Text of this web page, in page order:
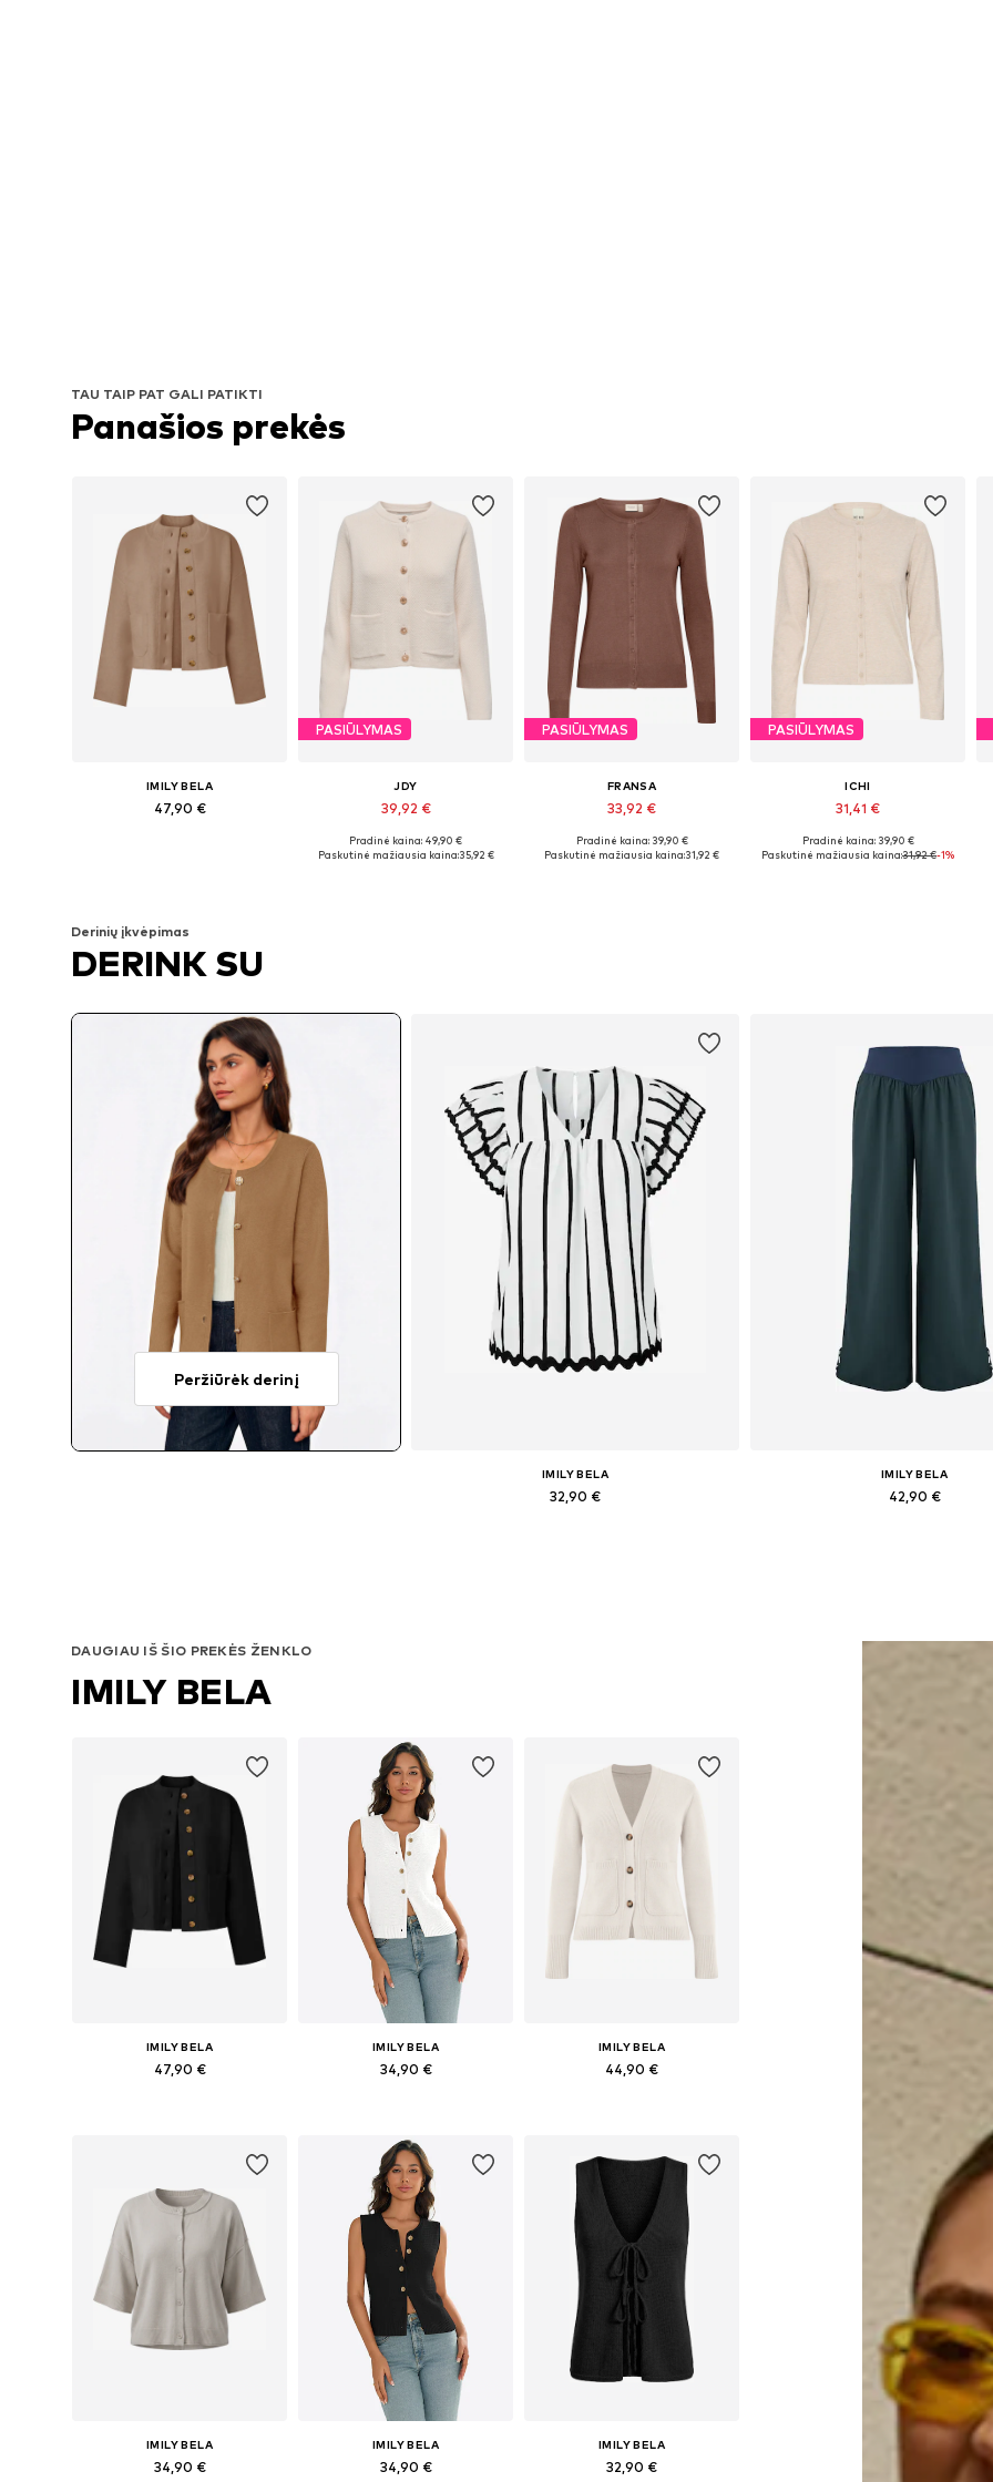
TAU TAIP PAT GALI PATIKTI
Panašios prekės
IMILY BELA
47,90 €
PASIŪLYMAS
JDY
39,92 €
Galimi dydžiai: XS, S, M, L, XL
Pradinė kaina: 49,90 €
Paskutinė mažiausia kaina:35,92 €
PASIŪLYMAS
FRANSA
33,92 €
Pradinė kaina: 39,90 €
Paskutinė mažiausia kaina:31,92 €
PASIŪLYMAS
ICHI
31,41 €
Galimi dydžiai: XS, S, M, L, XL
Pradinė kaina: 39,90 €
Paskutinė mažiausia kaina:31,92 €-1%
Derinių įkvėpimas
DERINK SU
Peržiūrėk derinį
IMILY BELA
32,90 €
IMILY BELA
42,90 €
DAUGIAU IŠ ŠIO PREKĖS ŽENKLO
IMILY BELA
IMILY BELA
47,90 €
IMILY BELA
34,90 €
Į krepšelį
IMILY BELA
44,90 €
IMILY BELA
34,90 €
IMILY BELA
34,90 €
IMILY BELA
32,90 €